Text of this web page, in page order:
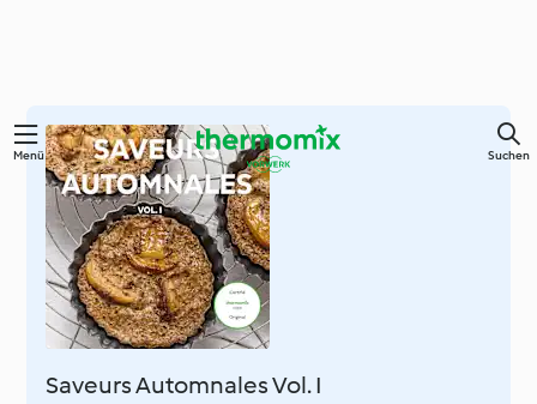
Springe
Hauptinhalt
Menü Suchen
Saveurs Automnales Vol. I